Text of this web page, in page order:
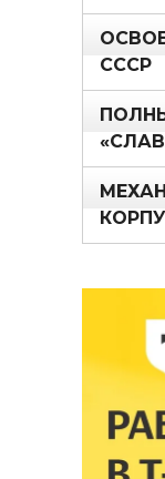
СССР